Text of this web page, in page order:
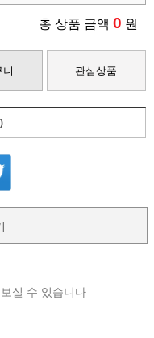
총 상품 금액 0 원
니 관심상품
실 수 있습니다